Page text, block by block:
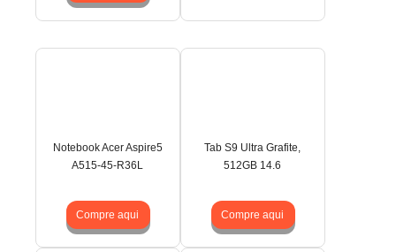
Notebook Acer Aspire5
A515-45-R36L
Compre aqui
Tab S9 Ultra Grafite,
512GB 14.6
Compre aqui